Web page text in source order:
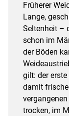
Früherer
Lange,
Seltenheit –
schon im
der Böden
gilt: der
damit
trocken, im